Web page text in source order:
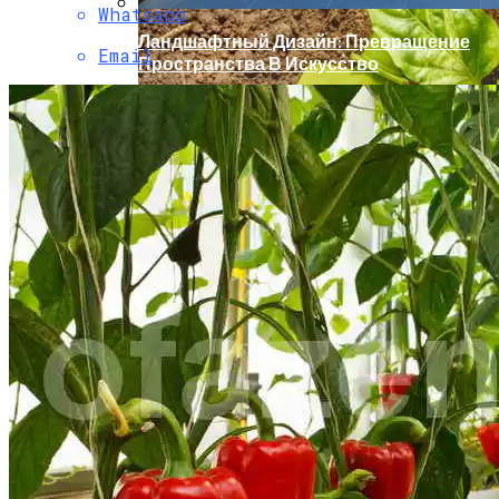
Удобрения Для Перца: Средства,
Нормы И Особенности Внесения
Ландшафтный Дизайн: Превращение
Пространства В Искусство
Whatsapp
Email